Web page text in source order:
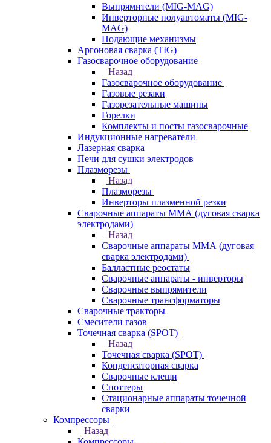
Выпрямители (MIG-MAG)
Инверторные полуавтоматы (MIG-
MAG)
Подающие механизмы
Аргоновая сварка (TIG)
Газосварочное оборудование
Назад
Газосварочное оборудование
Газовые резаки
Газорезательные машины
Горелки
Комплекты и посты газосварочные
Индукционные нагреватели
Лазерная сварка
Печи для сушки электродов
Плазморезы
Назад
Плазморезы
Инверторы плазменной резки
Сварочные аппараты ММА (дуговая сварка
электродами)
Назад
Сварочные аппараты ММА (дуговая
сварка электродами)
Балластные реостаты
Сварочные аппараты - инверторы
Сварочные выпрямители
Сварочные трансформаторы
Сварочные тракторы
Смесители газов
Точечная сварка (SPOT)
Назад
Точечная сварка (SPOT)
Конденсаторная сварка
Сварочные клещи
Споттеры
Стационарные аппараты точечной
сварки
Компрессоры
Назад